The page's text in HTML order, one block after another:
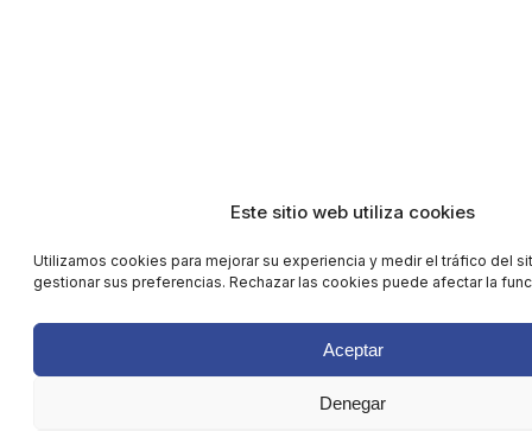
Este sitio web utiliza cookies
Utilizamos cookies para mejorar su experiencia y medir el tráfico del
gestionar sus preferencias. Rechazar las cookies puede afectar la
Aceptar
Denegar